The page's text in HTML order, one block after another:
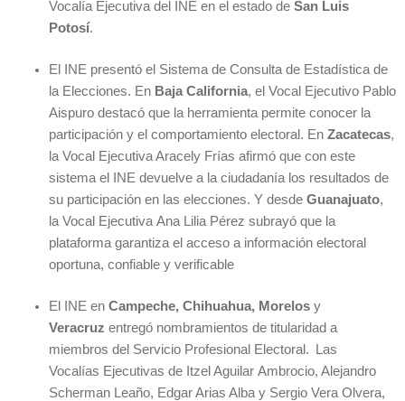
Vocalía Ejecutiva del INE en el estado de San Luis
Potosí.
El INE presentó el Sistema de Consulta de Estadística de
la Elecciones. En Baja California, el Vocal Ejecutivo Pablo
Aispuro destacó que la herramienta permite conocer la
participación y el comportamiento electoral. En Zacatecas,
la Vocal Ejecutiva Aracely Frías afirmó que con este
sistema el INE devuelve a la ciudadanía los resultados de
su participación en las elecciones. Y desde Guanajuato,
la Vocal Ejecutiva Ana Lilia Pérez subrayó que la
plataforma garantiza el acceso a información electoral
oportuna, confiable y verificable
El INE en Campeche, Chihuahua, Morelos y
Veracruz entregó nombramientos de titularidad a
miembros del Servicio Profesional Electoral. Las
Vocalías Ejecutivas de Itzel Aguilar Ambrocio, Alejandro
Scherman Leaño, Edgar Arias Alba y Sergio Vera Olvera,